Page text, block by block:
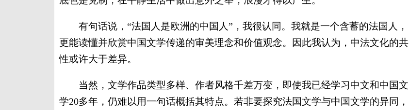
有句话说，“法国人是欧洲的中国人”，我很认同。我就是一个含蓄的法国人，
更能读懂并欣赏中国文学传递的审美理念和价值观念。因此我认为，中法文化的共
性或许大于差异。
当然，文学作品类型多样、作者风格千差万变，即使我已经学习中文和中国文
学20多年，仍难以用一句话概括其特点。若非要探究法国文学与中国文学的异同，